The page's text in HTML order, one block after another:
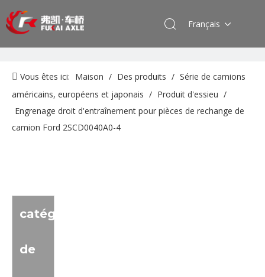
Français
Vous êtes ici: Maison / Des produits / Série de camions
américains, européens et japonais / Produit d'essieu /
Engrenage droit d'entraînement pour pièces de rechange de
camion Ford 2SCD0040A0-4
catégorie
de